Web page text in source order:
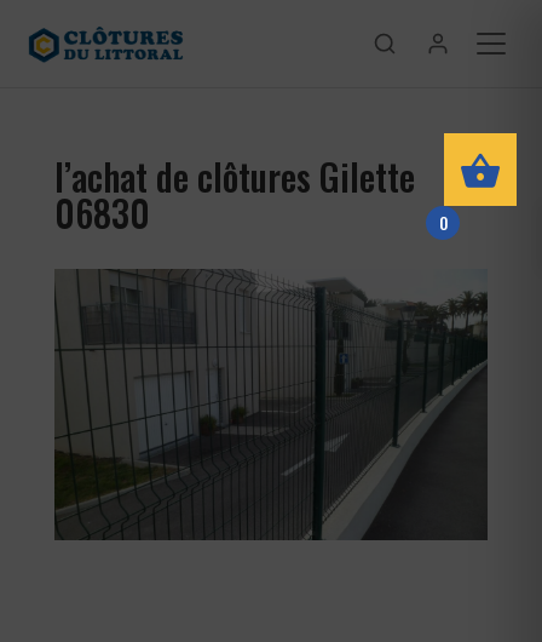
l’achat de clôtures Gilette
06830 0